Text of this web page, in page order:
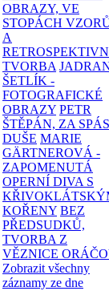
OBRAZY, VE
STOPÁCH
A
TVORBA
ŠETLÍK -
FOTOGRAFICKÉ
OBRAZY PETR
ŠTĚPÁN, ZA
DUŠE MARIE
GÄRTNEROVÁ -
ZAPOMENUTÁ
OPERNÍ DIVA S
KOŘENY BEZ
PŘEDSUDKŮ,
TVORBA Z
VĚZNICE
Zobrazit všechny
záznamy ze dne